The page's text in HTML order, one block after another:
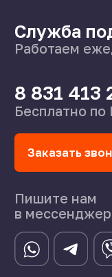
©2024 СпецСплав
Создание сайта
О нас
Поставщикам